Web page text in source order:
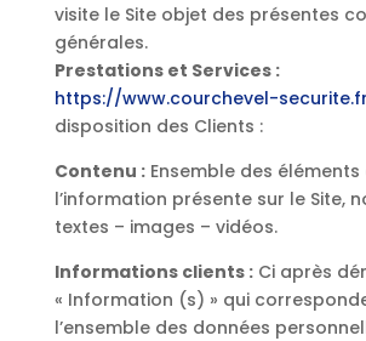
visite le Site objet des présentes
générales.
Prestations et Services :
https://www.courchevel-securite.fr
disposition des Clients :
Contenu :Ensemble des
l’information présente sur le Site,
textes – images – vidéos.
Informations clients :Ci après
« Information (s) » qui
l’ensemble des données